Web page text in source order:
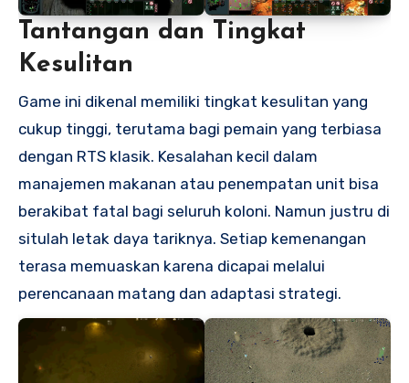
Tantangan dan Tingkat
Kesulitan
Game ini dikenal memiliki tingkat kesulitan yang
cukup tinggi, terutama bagi pemain yang terbiasa
dengan RTS klasik. Kesalahan kecil dalam
manajemen makanan atau penempatan unit bisa
berakibat fatal bagi seluruh koloni. Namun justru di
situlah letak daya tariknya. Setiap kemenangan
terasa memuaskan karena dicapai melalui
perencanaan matang dan adaptasi strategi.